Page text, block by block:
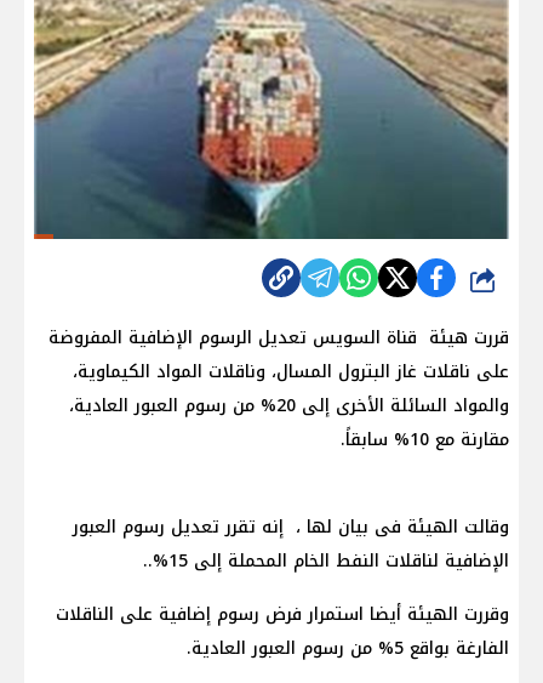
شارك
قررت هيئة قناة السويس تعديل الرسوم الإضافية المفروضة
على ناقلات غاز البترول المسال، وناقلات المواد الكيماوية،
والمواد السائلة الأخرى إلى 20% من رسوم العبور العادية،
مقارنة مع 10% سابقاً.
وقالت الهيئة فى بيان لها ، إنه تقرر تعديل رسوم العبور
الإضافية لناقلات النفط الخام المحملة إلى 15%..
وقررت الهيئة أيضا استمرار فرض رسوم إضافية على الناقلات
الفارغة بواقع 5% من رسوم العبور العادية.